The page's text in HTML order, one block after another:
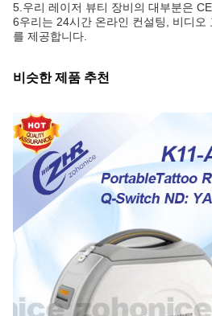
5. 우리 레이저 뷰티 장비의 대부분은
6우리는 24시간 온라인 컨설팅, 비디오
를 제공합니다.
비슷한 제품 추천